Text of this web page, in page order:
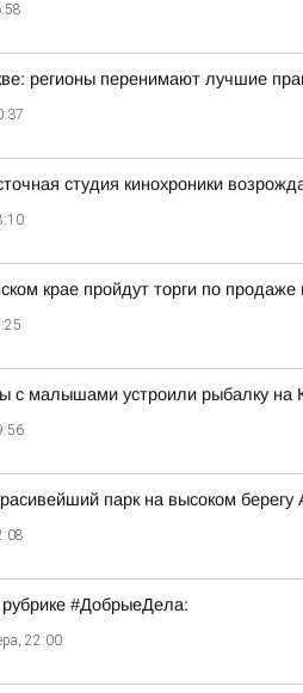
регионы перенимают лучшие
студия кинохроники
крае пройдут торги по
с малышами устроили рыбалку на
парк на высоком берегу
#ДобрыеДела:
22:00